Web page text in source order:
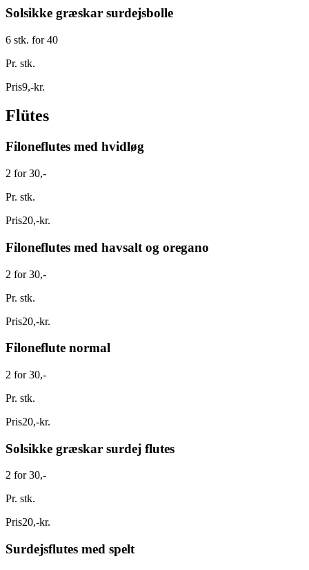
Solsikke græskar surdejsbolle
6 stk. for 40
Pr. stk.
Pris9,-kr.
Flütes
Filoneflutes med hvidløg
2 for 30,-
Pr. stk.
Pris20,-kr.
Filoneflutes med havsalt og oregano
2 for 30,-
Pr. stk.
Pris20,-kr.
Filoneflute normal
2 for 30,-
Pr. stk.
Pris20,-kr.
Solsikke græskar surdej flutes
2 for 30,-
Pr. stk.
Pris20,-kr.
Surdejsflutes med spelt